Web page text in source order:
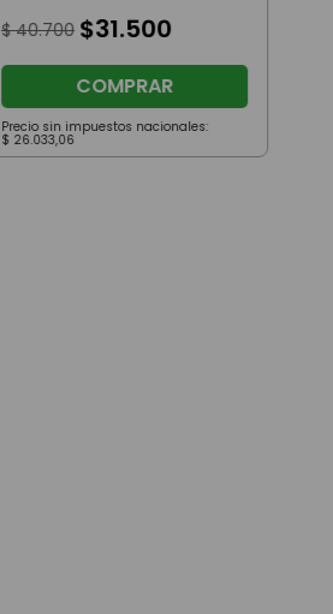
$ 40.700 $31.500
COMPRAR
Precio sin impuestos nacionales:
$ 26.033,06